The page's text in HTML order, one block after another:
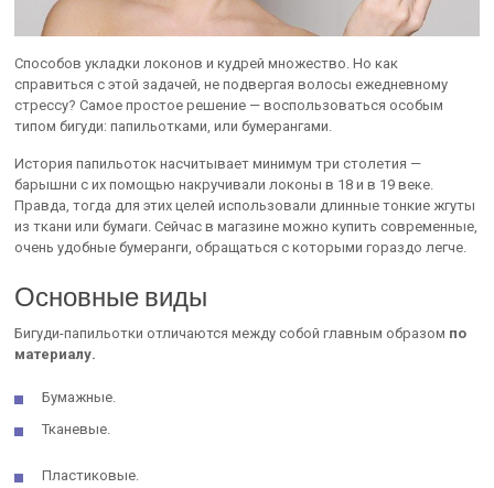
Способов укладки локонов и кудрей множество. Но как
справиться с этой задачей, не подвергая волосы ежедневному
стрессу? Самое простое решение — воспользоваться особым
типом бигуди: папильотками, или бумерангами.
История папильоток насчитывает минимум три столетия —
барышни с их помощью накручивали локоны в 18 и в 19 веке.
Правда, тогда для этих целей использовали длинные тонкие жгуты
из ткани или бумаги. Сейчас в магазине можно купить современные,
очень удобные бумеранги, обращаться с которыми гораздо легче.
Основные виды
Бигуди-папильотки отличаются между собой главным образом по
материалу.
Бумажные.
Тканевые.
Пластиковые.